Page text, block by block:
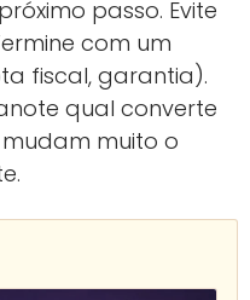
passo. Evite
com um
fiscal, garantia).
qual converte
muito o